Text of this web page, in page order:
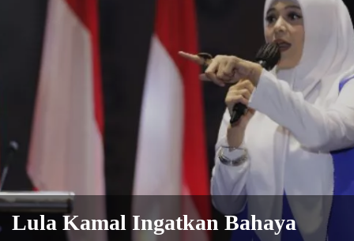
Lula Kamal Ingatkan Bahaya